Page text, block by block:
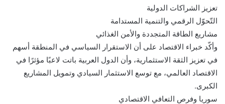
تعزيز الشراكات الدولية
التّحوّل الرقمي والتنمية المستدامة
مشاريع الطاقة المتجددة والأمن الغذائي
وأكّد خبراء الاقتصاد على أن الاستقرار السياسي في المنطقة أسهم
في تعزيز الثقة الاستثمارية، وأن الدول العربية باتت لاعبًا مؤثرًا في
الاقتصاد العالمي، مع توسع الاستثمار السيادي وتمويل المشاريع
الكبرى.
سوريا وفرص التعافي الاقتصادي